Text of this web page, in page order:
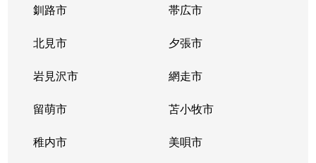
釧路市 帯広市
北見市 夕張市
岩見沢市 網走市
留萌市 苫小牧市
稚内市 美唄市